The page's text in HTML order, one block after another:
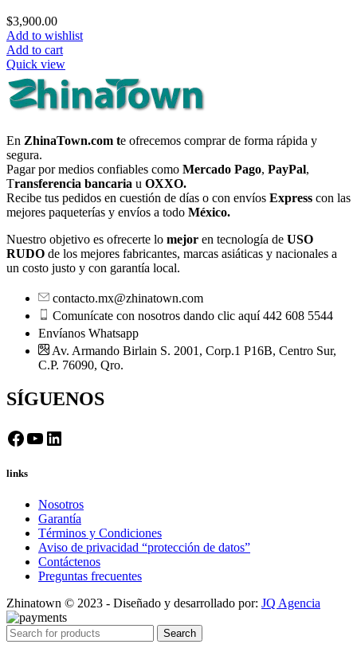
$3,900.00
Add to wishlist
Add to cart
Quick view
En ZhinaTown.com te ofrecemos comprar de forma rápida y
segura.
Pagar por medios confiables como Mercado Pago, PayPal,
Transferencia bancaria u OXXO.
Recibe tus pedidos en cuestión de días o con envíos Express con las
mejores paqueterías y envíos a todo México.
Nuestro objetivo es ofrecerte lo mejor en tecnología de USO
RUDO de los mejores fabricantes, marcas asiáticas y nacionales a
un costo justo y con garantía local.
contacto.mx@zhinatown.com
Comunícate con nosotros dando clic aquí 442 608 5544
Envíanos Whatsapp
Av. Armando Birlain S. 2001, Corp.1 P16B, Centro Sur,
C.P. 76090, Qro.
SÍGUENOS
Facebook
YouTube
LinkedIn
links
Nosotros
Garantía
Términos y Condiciones
Aviso de privacidad “protección de datos”
Contáctenos
Preguntas frecuentes
Zhinatown © 2023 - Diseñado y desarrollado por: JQ Agencia
Search